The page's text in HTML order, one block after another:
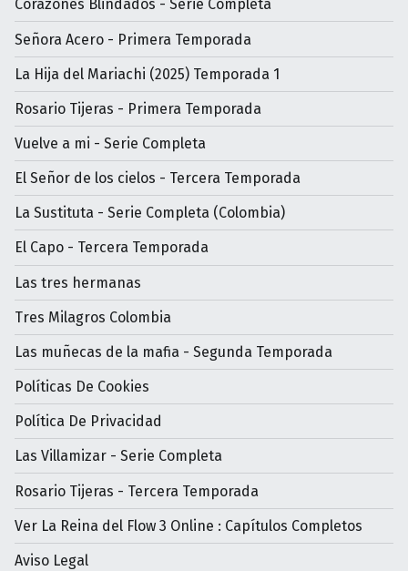
Corazones Blindados - Serie Completa
Señora Acero - Primera Temporada
La Hija del Mariachi (2025) Temporada 1
Rosario Tijeras - Primera Temporada
Vuelve a mi - Serie Completa
El Señor de los cielos - Tercera Temporada
La Sustituta - Serie Completa (Colombia)
El Capo - Tercera Temporada
Las tres hermanas
Tres Milagros Colombia
Las muñecas de la mafia - Segunda Temporada
Políticas De Cookies
Política De Privacidad
Las Villamizar - Serie Completa
Rosario Tijeras - Tercera Temporada
Ver La Reina del Flow 3 Online : Capítulos Completos
Aviso Legal